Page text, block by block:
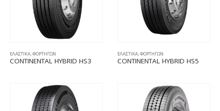
ΕΛΑΣΤΙΚΑ,ΦΟΡΤΗΓΩΝ
CONTINENTAL HYBRID HS3
ΕΛΑΣΤΙΚΑ,ΦΟΡΤΗΓΩΝ
CONTINENTAL HYBRID HS5